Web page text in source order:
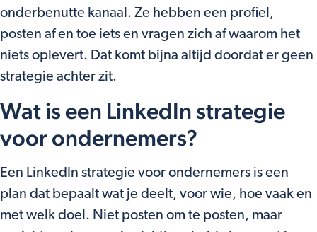
onderbenutte kanaal. Ze hebben een profiel,
posten af en toe iets en vragen zich af waarom het
niets oplevert. Dat komt bijna altijd doordat er geen
strategie achter zit.
Wat is een LinkedIn strategie
voor ondernemers?
Een LinkedIn strategie voor ondernemers is een
plan dat bepaalt wat je deelt, voor wie, hoe vaak en
met welk doel. Niet posten om te posten, maar